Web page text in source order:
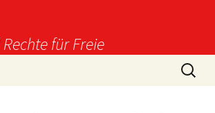
für Freie
Suchen
nach: